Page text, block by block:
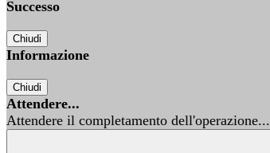
Successo
Chiudi
Informazione
Chiudi
Attendere...
Attendere il completamento dell'operazione...